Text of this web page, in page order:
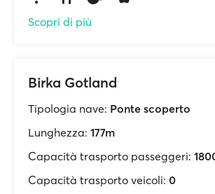
Scopri di più
Birka Gotland
Tipologia nave: Ponte scoperto
Lunghezza: 177m
Capacità trasporto passeggeri:
Capacità trasporto veicoli: 0